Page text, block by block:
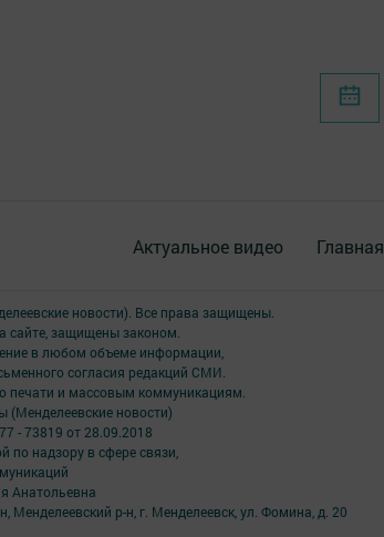
Актуальное видео Главная
новости). Все права защищены.
защищены законом.
в любом объеме информации,
согласия редакций СМИ.
печати и массовым коммуникациям.
новости)
- 73819 от 28.09.2018
надзору в сфере связи,
Анатольевна
Менделеевский р-н, г. Менделеевск, ул. Фомина, д. 20